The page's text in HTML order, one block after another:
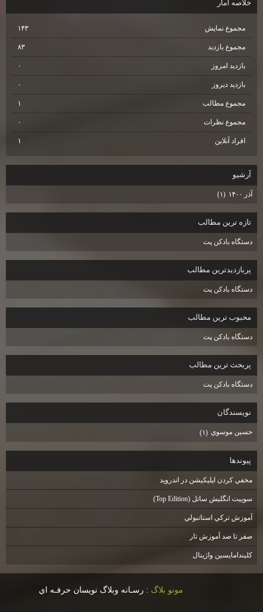
خلاصه آمار
مجموع نمایش‌ ۱۴۳
مجموع بازدید ۸۳
بازدید امروز ۰
بازدید دیروز ۰
مجموع مطالب ۱
مجموع نظرات ۰
افراد آنلاین ۱
آرشيو
آذر ۱۴۰۰ (۱)
تازه ترين مطالب
دستگاه بادكن پت
پربازديدترين مطالب
دستگاه بادكن پت
محبوب ترين مطالب
دستگاه بادكن پت
پربحث ترين مطالب
دستگاه بادكن پت
نويسندگان
حسين موسوي (۱)
پيوندها
مخفي كردن اپليكيشن در اندرويد
سوييت انگليش ساتل (Top Edition)
آموزش تركي استانبولي
صفر تا صد آموزش تار
كليندامايسين واژينال
مونو بلاگ : رسـانه وبلاگ نويسان حرفـه اي